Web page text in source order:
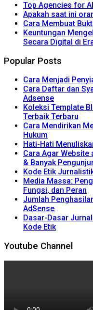
Top Agencies for
Apakah saat ini
Cara Membuat
Keuntungan
Secara Digital di
Popular Posts
Cara Menjadi
Cara Daftar dan
Adsense
Koleksi Template
Terbaik Terbaru
Cara Mendirikan
Hukum
Hati-Hati
Cara Agar Website
& Banyak
Kode Etik
Media Massa:
Fungsi, dan Peran
Jumlah
AdSense
Dasar-Dasar
Kode Etik
Youtube Channel